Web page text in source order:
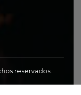
reservados.